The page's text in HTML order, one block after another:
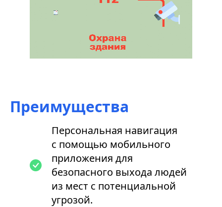
Преимущества
Персональная навигация
с помощью мобильного
приложения для
безопасного выхода людей
из мест с потенциальной
угрозой.